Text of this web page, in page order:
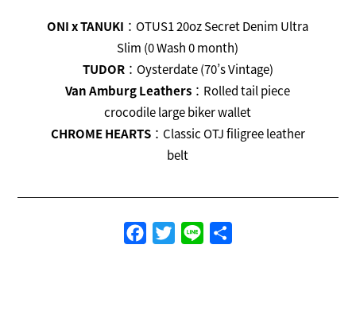
ONI x TANUKI ：OTUS1 20oz Secret Denim Ultra
Slim (0 Wash 0 month)
TUDOR：Oysterdate (70’s Vintage)
Van Amburg Leathers ：Rolled tail piece
crocodile large biker wallet
CHROME HEARTS：Classic OTJ filigree leather
belt
FacebookTwitterLine